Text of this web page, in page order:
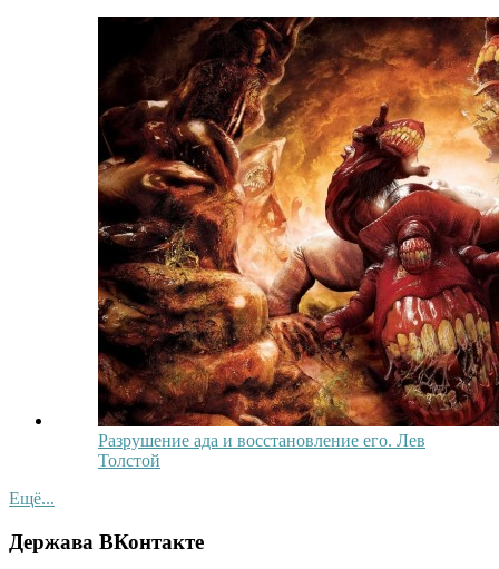
Разрушение ада и восстановление его. Лев
Толстой
Ещё...
Держава ВКонтакте